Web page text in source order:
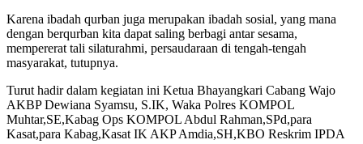
Karena ibadah qurban juga merupakan ibadah sosial, yang mana
dengan berqurban kita dapat saling berbagi antar sesama,
mempererat tali silaturahmi, persaudaraan di tengah-tengah
masyarakat, tutupnya.
Turut hadir dalam kegiatan ini Ketua Bhayangkari Cabang Wajo
AKBP Dewiana Syamsu, S.IK, Waka Polres KOMPOL
Muhtar,SE,Kabag Ops KOMPOL Abdul Rahman,SPd,para
Kasat,para Kabag,Kasat IK AKP Amdia,SH,KBO Reskrim IPDA